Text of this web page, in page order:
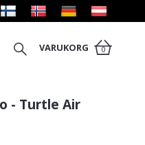
VARUKORG 0
- Turtle Air